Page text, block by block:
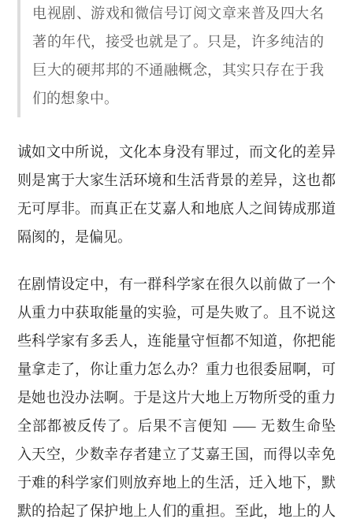
电视剧、游戏和微信号订阅文章来普及四大名
著的年代，接受也就是了。只是，许多纯洁的
巨大的硬邦邦的不通融概念，其实只存在于我
们的想象中。
诚如文中所说，文化本身没有罪过，而文化的差异
则是寓于大家生活环境和生活背景的差异，这也都
无可厚非。而真正在艾嘉人和地底人之间铸成那道
隔阂的，是偏见。
在剧情设定中，有一群科学家在很久以前做了一个
从重力中获取能量的实验，可是失败了。且不说这
些科学家有多丢人，连能量守恒都不知道，你把能
量拿走了，你让重力怎么办？重力也很委屈啊，可
是她也没办法啊。于是这片大地上万物所受的重力
全部都被反传了。后果不言便知 —— 无数生命坠
入天空，少数幸存者建立了艾嘉王国，而得以幸免
于难的科学家们则放弃地上的生活，迁入地下，默
默的拾起了保护地上人们的重担。至此，地上的人